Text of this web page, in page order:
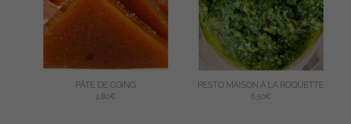
PÂTE DE COING
2,80€
PESTO MAISON À LA ROQUETTE
6,50€